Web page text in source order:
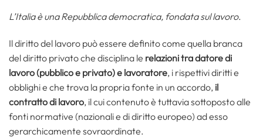
L’Italia è una Repubblica democratica, fondata sul lavoro.
Il diritto del lavoro può essere definito come quella branca
del diritto privato che disciplina le relazioni tra datore di
lavoro (pubblico e privato) e lavoratore, i rispettivi diritti e
obblighi e che trova la propria fonte in un accordo, il
contratto di lavoro, il cui contenuto è tuttavia sottoposto alle
fonti normative (nazionali e di diritto europeo) ad esso
gerarchicamente sovraordinate.